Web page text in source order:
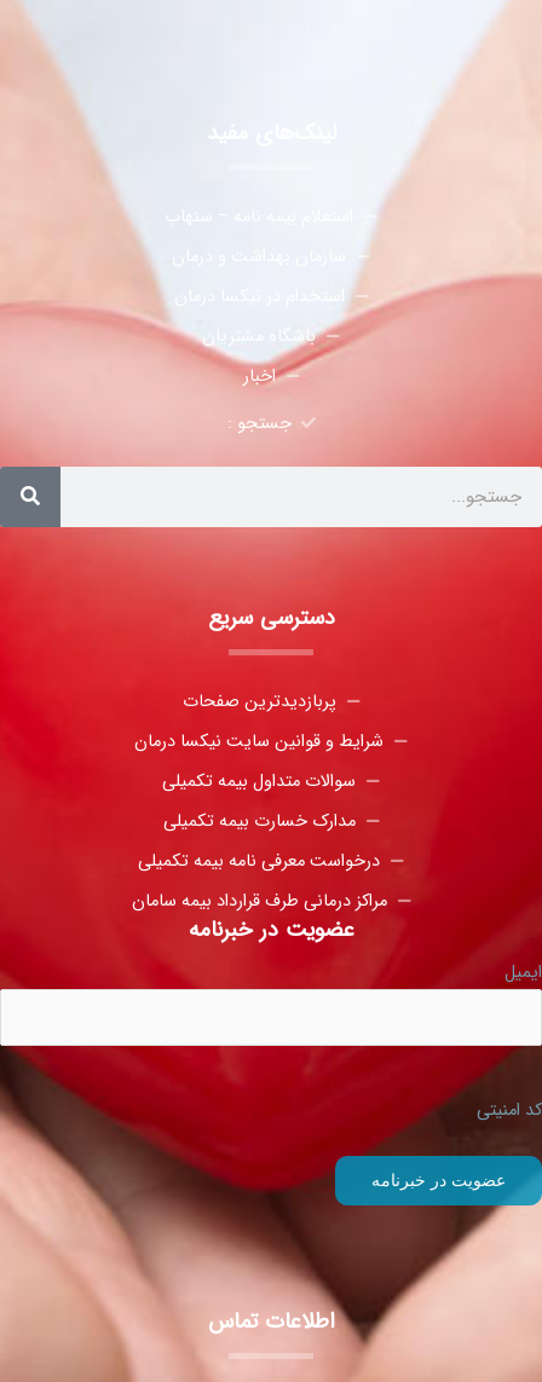
لینک‌های مفید
استعلام بیمه نامه – سنهاب
باشگاه مشتریان
اخبار
جستجو :
دسترسی سریع
پربازدیدترین صفحات
شرایط و قوانین سایت نیکسا درمان
سوالات متداول بیمه تکمیلی
مدارک خسارت بیمه تکمیلی
درخواست معرفی نامه بیمه تکمیلی
مراکز درمانی طرف قرارداد بیمه سامان
عضویت در خبرنامه
ایمیل
کد امنیتی
اطلاعات تماس